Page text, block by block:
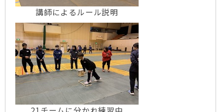
講師によるルール説明